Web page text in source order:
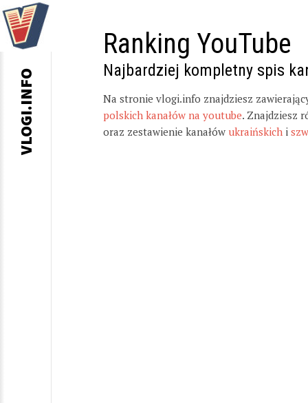
Ranking YouTube
Najbardziej kompletny spis
Na stronie vlogi.info znajdziesz
polskich kanałów na youtube. Znajdziesz
oraz zestawienie kanałów ukraińskich i
VLOGI.INFO